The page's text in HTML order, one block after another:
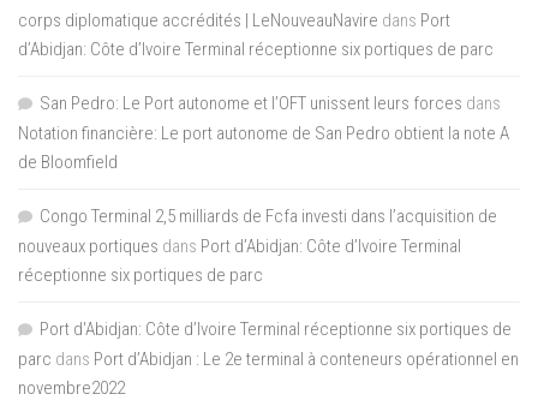
corps diplomatique accrédités | LeNouveauNavire dans Port
d’Abidjan: Côte d’Ivoire Terminal réceptionne six portiques de parc
San Pedro: Le Port autonome et l’OFT unissent leurs forces dans
Notation financière: Le port autonome de San Pedro obtient la note A
de Bloomfield
Congo Terminal 2,5 milliards de Fcfa investi dans l’acquisition de
nouveaux portiques dans Port d’Abidjan: Côte d’Ivoire Terminal
réceptionne six portiques de parc
Port d'Abidjan: Côte d’Ivoire Terminal réceptionne six portiques de
parc dans Port d’Abidjan : Le 2e terminal à conteneurs opérationnel en
novembre2022